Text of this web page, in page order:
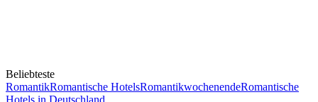
Beliebteste
RomantikRomantische HotelsRomantikwochenendeRomantische
Hotels in Deutschland